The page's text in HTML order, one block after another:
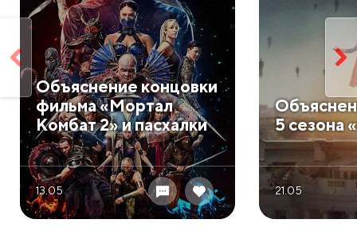
​Объяснение концовки
фильма «Мортал
Комбат 2» и пасхалки
13.05
5 сезона
21.05